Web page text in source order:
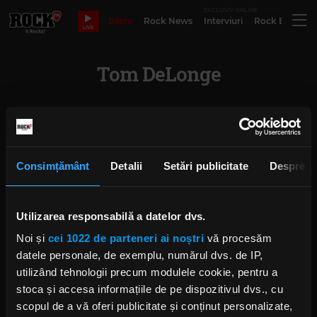
Consimțământ Detalii Setări publicitate Despre
Utilizarea responsabilă a datelor dvs.
Noi și cei 1022 de parteneri ai noștri vă procesăm
datele personale, de exemplu, numărul dvs. de IP,
utilizând tehnologii precum modulele cookie, pentru a
stoca și accesa informațiile de pe dispozitivul dvs., cu
scopul de a vă oferi publicitate și conținut personalizate,
LIVE
Bilete Rock News Interviuri Rock
Tom DeLonge
propria stare de bine
JOI, 12 MARTIE 2020
blink-182 lansează videoclipul
melodiei „I Really Wish I Hated
You”
MARȚI, 10 SEPTEMBRIE 2019